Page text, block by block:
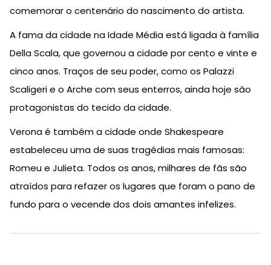
comemorar o centenário do nascimento do artista.
A fama da cidade na Idade Média está ligada à família
Della Scala, que governou a cidade por cento e vinte e
cinco anos. Traços de seu poder, como os Palazzi
Scaligeri e o Arche com seus enterros, ainda hoje são
protagonistas do tecido da cidade.
Verona é também a cidade onde Shakespeare
estabeleceu uma de suas tragédias mais famosas:
Romeu e Julieta. Todos os anos, milhares de fãs são
atraídos para refazer os lugares que foram o pano de
fundo para o vecende dos dois amantes infelizes.